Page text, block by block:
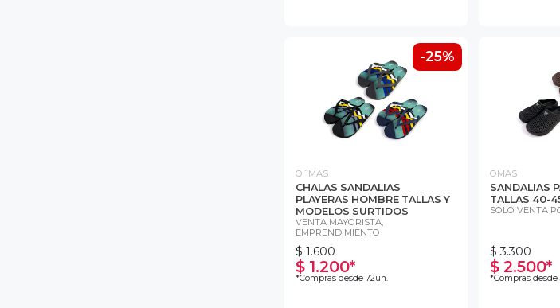
-25%
O´MAS
CHALAS SANDALIAS
PLAYERAS HOMBRE TALLAS Y
MODELOS SURTIDOS
VENTA MAYORISTA,
EMPRENDIMIENTO
$ 1.600
$ 1.200*
*Compras desde 72un.
OMAS
SANDALIAS
TALLAS 40-
SOLO VENTA
$ 3.300
$ 2.500*
*Compras desde